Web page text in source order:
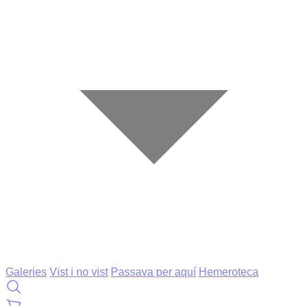
Galeries Vist i no vist Passava per aquí Hemeroteca